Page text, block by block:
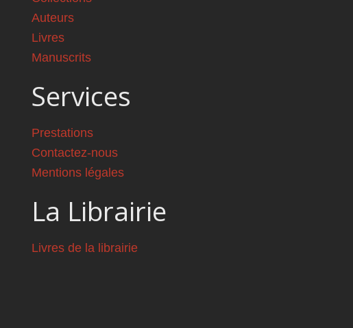
Auteurs
Livres
Manuscrits
Services
Prestations
Contactez-nous
Mentions légales
La Librairie
Livres de la librairie